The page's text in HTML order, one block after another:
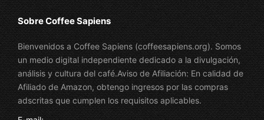
Sobre Coffee Sapiens
Bienvenidos a Coffee Sapiens (coffeesapiens.org). Somos
un medio digital independiente dedicado a la divulgación,
análisis y cultura del café.Aviso de Afiliación: En calidad de
Afiliado de Amazon, obtengo ingresos por las compras
adscritas que cumplen los requisitos aplicables.